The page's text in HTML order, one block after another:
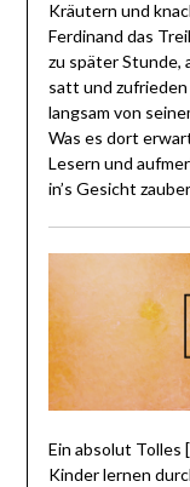
Kräutern und
Ferdinand das
zu später Stunde,
satt und
langsam von
Was es dort
Lesern und
in’s Gesicht
Ein absolut Tolles
Kinder lernen